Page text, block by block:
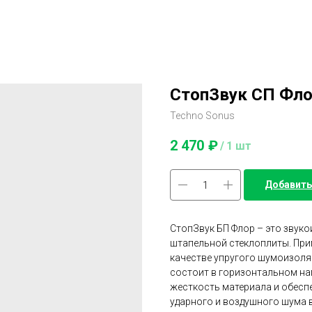
СтопЗвук СП
Techno Sonus
2 470 ₽/ 1 шт
СтопЗвук БП Флор – это
штапельной стеклоплиты.
качестве упругого
состоит в горизонтальном
жесткость материала и
ударного и воздушного шума